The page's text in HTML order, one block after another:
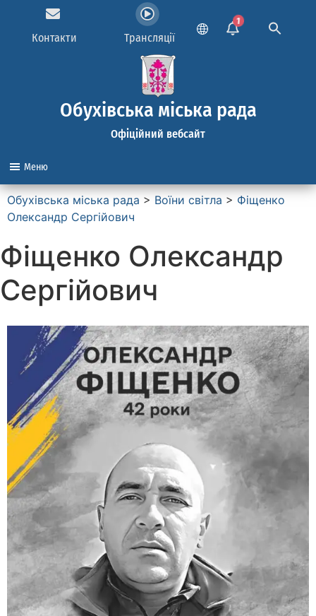
Контакти Трансляції
1
Обухівська міська рада
Офіційний вебсайт
Меню
Обухівська міська рада > Воїни світла > Фіщенко
Олександр Сергійович
Фіщенко Олександр
Сергійович